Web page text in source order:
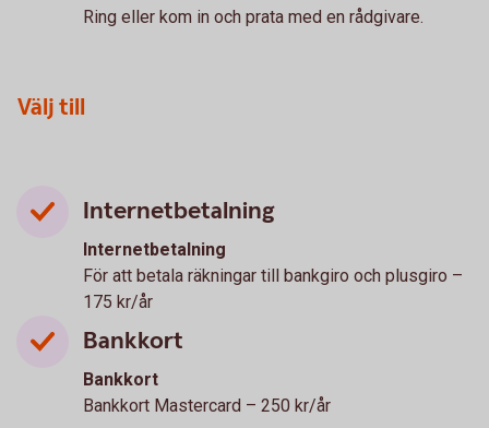
Ring eller kom in och prata med en rådgivare.
Välj till
Internetbetalning
Internetbetalning
För att betala räkningar till bankgiro och plusgiro –
175 kr/år
Bankkort
Bankkort
Bankkort Mastercard – 250 kr/år